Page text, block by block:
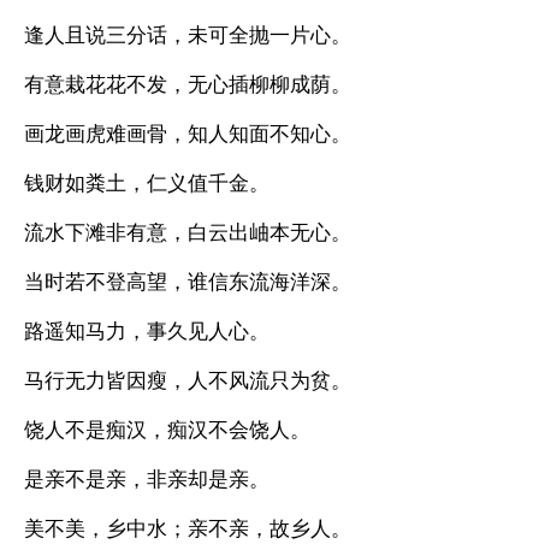
逢人且说三分话，未可全抛一片心。
有意栽花花不发，无心插柳柳成荫。
画龙画虎难画骨，知人知面不知心。
钱财如粪土，仁义值千金。
流水下滩非有意，白云出岫本无心。
当时若不登高望，谁信东流海洋深。
路遥知马力，事久见人心。
马行无力皆因瘦，人不风流只为贫。
饶人不是痴汉，痴汉不会饶人。
是亲不是亲，非亲却是亲。
美不美，乡中水；亲不亲，故乡人。